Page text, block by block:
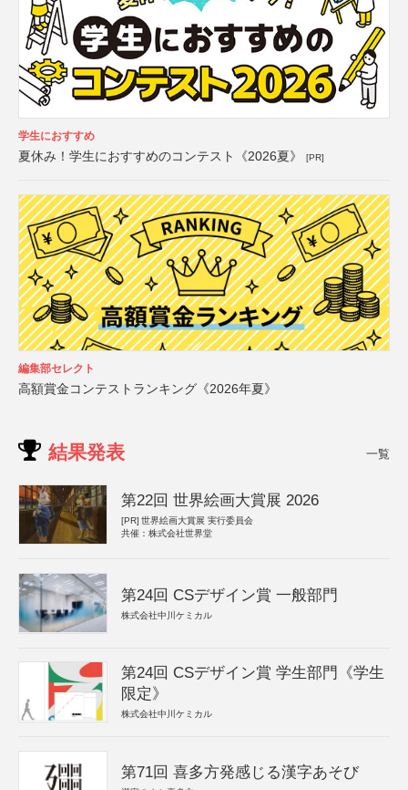
学生におすすめ
夏休み！学生におすすめのコンテスト《2026夏》 [PR]
編集部セレクト
高額賞金コンテストランキング《2026年夏》
結果発表 一覧
第22回 世界絵画大賞展 2026
[PR] 世界絵画大賞展 実行委員会
共催：株式会社世界堂
第24回 CSデザイン賞 一般部門
株式会社中川ケミカル
第24回 CSデザイン賞 学生部門《学生
限定》
株式会社中川ケミカル
第71回 喜多方発感じる漢字あそび